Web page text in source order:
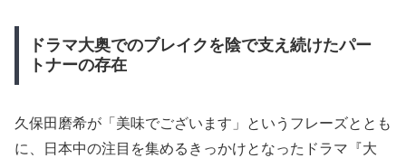
ドラマ大奥でのブレイクを陰で支え続けたパー
トナーの存在
久保田磨希が「美味でございます」というフレーズととも
に、日本中の注目を集めるきっかけとなったドラマ『大